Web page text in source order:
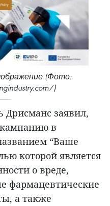
(Фото:
)
Дрисманс заявил,
в
“Ваше
которой является
о вреде,
фармацевтические
а также